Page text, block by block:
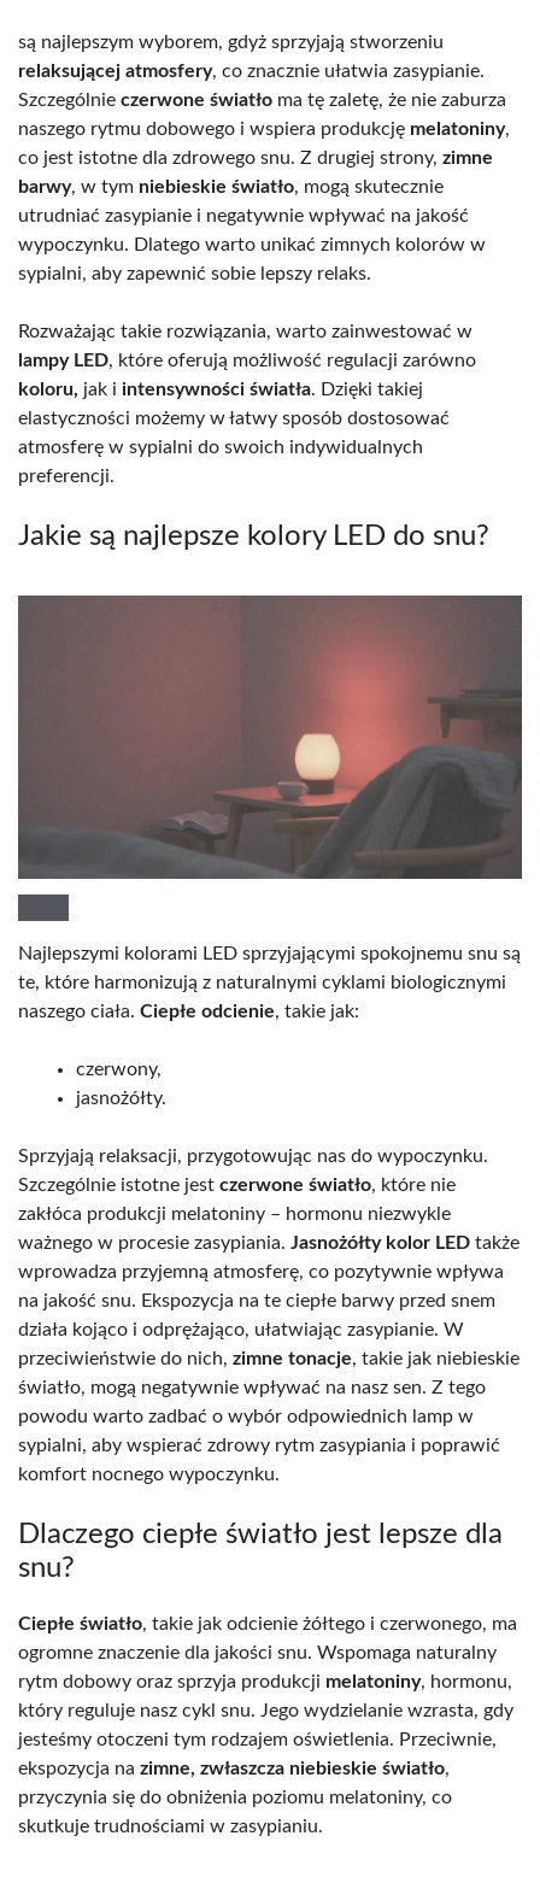
są najlepszym wyborem, gdyż sprzyjają stworzeniu
relaksującej atmosfery, co znacznie ułatwia zasypianie.
Szczególnie czerwone światło ma tę zaletę, że nie zaburza
naszego rytmu dobowego i wspiera produkcję melatoniny,
co jest istotne dla zdrowego snu. Z drugiej strony, zimne
barwy, w tym niebieskie światło, mogą skutecznie
utrudniać zasypianie i negatywnie wpływać na jakość
wypoczynku. Dlatego warto unikać zimnych kolorów w
sypialni, aby zapewnić sobie lepszy relaks.
Rozważając takie rozwiązania, warto zainwestować w
lampy LED, które oferują możliwość regulacji zarówno
koloru, jak i intensywności światła. Dzięki takiej
elastyczności możemy w łatwy sposób dostosować
atmosferę w sypialni do swoich indywidualnych
preferencji.
Jakie są najlepsze kolory LED do snu?
Najlepszymi kolorami LED sprzyjającymi spokojnemu snu są
te, które harmonizują z naturalnymi cyklami biologicznymi
naszego ciała. Ciepłe odcienie, takie jak:
czerwony,
jasnożółty.
Sprzyjają relaksacji, przygotowując nas do wypoczynku.
Szczególnie istotne jest czerwone światło, które nie
zakłóca produkcji melatoniny – hormonu niezwykle
ważnego w procesie zasypiania. Jasnożółty kolor LED także
wprowadza przyjemną atmosferę, co pozytywnie wpływa
na jakość snu. Ekspozycja na te ciepłe barwy przed snem
działa kojąco i odprężająco, ułatwiając zasypianie. W
przeciwieństwie do nich, zimne tonacje, takie jak niebieskie
światło, mogą negatywnie wpływać na nasz sen. Z tego
powodu warto zadbać o wybór odpowiednich lamp w
sypialni, aby wspierać zdrowy rytm zasypiania i poprawić
komfort nocnego wypoczynku.
Dlaczego ciepłe światło jest lepsze dla
snu?
Ciepłe światło, takie jak odcienie żółtego i czerwonego, ma
ogromne znaczenie dla jakości snu. Wspomaga naturalny
rytm dobowy oraz sprzyja produkcji melatoniny, hormonu,
który reguluje nasz cykl snu. Jego wydzielanie wzrasta, gdy
jesteśmy otoczeni tym rodzajem oświetlenia. Przeciwnie,
ekspozycja na zimne, zwłaszcza niebieskie światło,
przyczynia się do obniżenia poziomu melatoniny, co
skutkuje trudnościami w zasypianiu.